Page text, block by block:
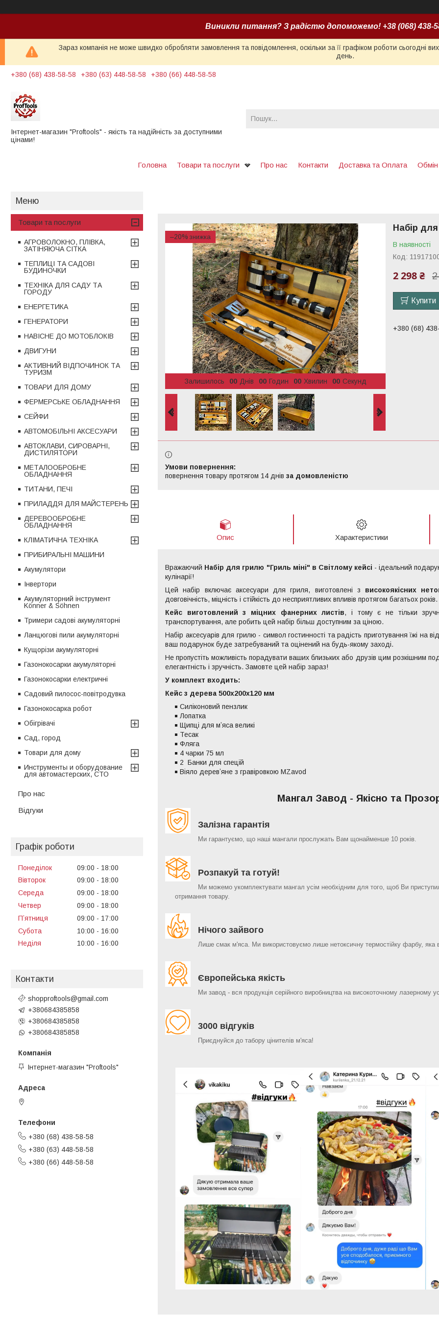
Виникли питання? З радістю допоможемо! +38 (068) 438-
Зараз компанія не може швидко обробляти замовлення та повідомлення, оскільки за її графіком роботи сьогодні
день.
+380 (68) 438-58-58 +380 (63) 448-58-58 +380 (66) 448-58-58
Інтернет-магазин "Proftools" - якість та надійність за доступними
цінами!
Головна Товари та послуги Про нас Контакти Доставка та Оплата Обмін
–20%
Залишилось 00 Днів 00 Годин 00 Хвилин 00 Секунд
Набір для
В наявності
Код:
2 298 ₴
Купити
+380 (68)
повернення товару протягом 14 днів за домовленістю
Опис Характеристики
Вражаючий Набір для грилю "Гриль міні" в Світлому кейсі - ідеальний
кулінарії!
Цей набір включає аксесуари для гриля, виготовлені з високоякісних
довговічність, міцність і стійкість до несприятливих впливів протягом багатьох років.
Кейс виготовлений з міцних фанерних листів, і тому є не тільки
транспортування, але робить цей набір більш доступним за ціною.
Набір аксесуарів для грилю - символ гостинності та радість приготування їжі на
ваш подарунок буде затребуваний та оцінений на будь-якому заході.
Не пропустіть можливість порадувати ваших близьких або друзів цим розкішним
елегантність і зручність. Замовте цей набір зараз!
У комплект входить:
Кейс з дерева 500х200х120 мм
Силіконовий пензлик
Лопатка
Щипці для мʼяса великі
Тесак
Фляга
4 чарки 75 мл
2 Банки для спецій
Віяло деревʼяне з гравіровкою MZavod
Мангал Завод - Якісно та
Залізна гарантія
Ми гарантуємо, що наші мангали прослужать Вам щонайменше 10 років.
Розпакуй та готуй!
Ми можемо укомплектувати мангал усім необхідним для того, щоб Ви
отримання товару.
Нічого зайвого
Лише смак м'яса. Ми використовуємо лише нетоксичну термостійку фарбу, яка
Європейська якість
Ми завод - вся продукція серійного виробництва на високоточному лазерному
3000 відгуків
Приєднуйся до табору цінителів м'яса!
Товари та послуги
АГРОВОЛОКНО, ПЛІВКА,
ЗАТІНЯЮЧА СІТКА
ТЕПЛИЦІ ТА САДОВІ
БУДИНОЧКИ
ТЕХНІКА ДЛЯ САДУ ТА
ГОРОДУ
ЕНЕРГЕТИКА
ГЕНЕРАТОРИ
НАВІСНЕ ДО МОТОБЛОКІВ
ДВИГУНИ
АКТИВНИЙ ВІДПОЧИНОК ТА
ТУРИЗМ
ТОВАРИ ДЛЯ ДОМУ
ФЕРМЕРСЬКЕ ОБЛАДНАННЯ
СЕЙФИ
АВТОМОБІЛЬНІ АКСЕСУАРИ
АВТОКЛАВИ, СИРОВАРНІ,
ДИСТИЛЯТОРИ
МЕТАЛООБРОБНЕ
ОБЛАДНАННЯ
ТИТАНИ, ПЕЧІ
ПРИЛАДДЯ ДЛЯ МАЙСТЕРЕНЬ
ДЕРЕВООБРОБНЕ
ОБЛАДНАННЯ
КЛІМАТИЧНА ТЕХНІКА
ПРИБИРАЛЬНІ МАШИНИ
Акумулятори
Інвертори
Акумуляторний інструмент
Könner & Söhnen
Тримери садові акумуляторні
Ланцюгові пили акумуляторні
Кущорізи акумуляторні
Газонокосарки акумуляторні
Газонокосарки електричні
Садовий пилосос-повітродувка
Газонокосарка робот
Обігрівачі
Сад, город
Товари для дому
Инструменты и оборудование
для автомастерских, СТО
Про нас
Відгуки
Графік роботи
Понеділок 09:00
18:00
Вівторок
09:00
18:00
Середа
09:00
18:00
Четвер
09:00
18:00
Пʼятниця
09:00
17:00
Субота
10:00
16:00
Неділя
10:00 16:00
Контакти
shopproftools@gmail.com
+380684385858
+380684385858
+380684385858
Інтернет-магазин "Proftools"
+380 (68) 438-58-58
+380 (63) 448-58-58
+380 (66) 448-58-58